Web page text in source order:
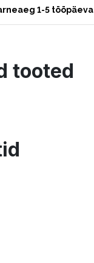
1-5 tööpäeva
tooted